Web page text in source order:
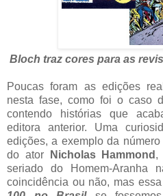
Bloch traz cores para as
Poucas foram as edições
nesta fase, como foi o caso
contendo histórias que
editora anterior. Uma
edições, a exemplo da
do ator
Nicholas Hammond ,
seriado do Homem-Aranha
coincidência ou não, mas